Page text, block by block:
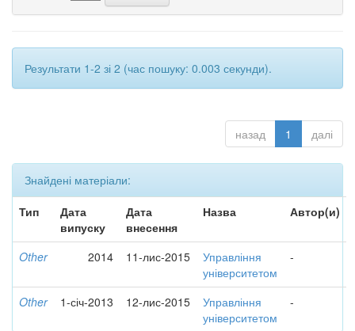
Результати 1-2 зі 2 (час пошуку: 0.003 секунди).
назад 1 далі
Знайдені матеріали:
Тип
Дата
випуску
Дата
внесення
Назва Автор(и)
Other 2014 11-лис-2015
Управління
університетом
-
Other 1-січ-2013 12-лис-2015
Управління
університетом
-